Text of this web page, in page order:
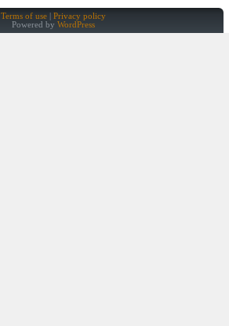
Terms of use
Privacy policy
Powered by WordPress